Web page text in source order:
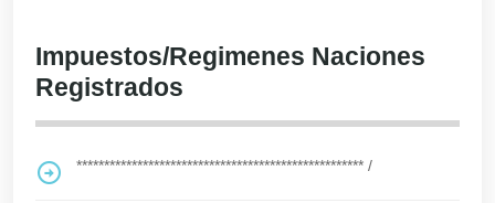
Impuestos/Regimenes Naciones
Registrados
**************************************************** /